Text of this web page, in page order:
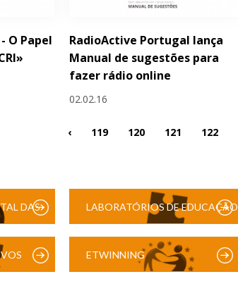
- O Papel
RadioActive Portugal lança
Manual de sugestões para
fazer rádio online
02.02.16
‹ 119 120 121 122
DAS LABORATÓRIOS DE EDUCAÇÃO
ETWINNING